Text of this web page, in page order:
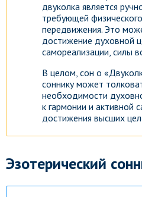
двуколка является
требующей
передвижения. Это
достижение духовной
самореализации, силы
В целом, сон о
соннику может
необходимости
к гармонии и активной
достижения высших
Эзотерический